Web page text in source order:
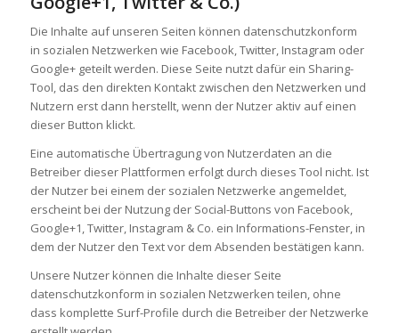
Die Inhalte auf unseren Seiten können datenschutzkonform
in sozialen Netzwerken wie Facebook, Twitter, Instagram oder
Google+ geteilt werden. Diese Seite nutzt dafür ein Sharing-
Tool, das den direkten Kontakt zwischen den Netzwerken und
Nutzern erst dann herstellt, wenn der Nutzer aktiv auf einen
dieser Button klickt.
Eine automatische Übertragung von Nutzerdaten an die
Betreiber dieser Plattformen erfolgt durch dieses Tool nicht. Ist
der Nutzer bei einem der sozialen Netzwerke angemeldet,
erscheint bei der Nutzung der Social-Buttons von Facebook,
Google+1, Twitter, Instagram & Co. ein Informations-Fenster, in
dem der Nutzer den Text vor dem Absenden bestätigen kann.
Unsere Nutzer können die Inhalte dieser Seite
datenschutzkonform in sozialen Netzwerken teilen, ohne
dass komplette Surf-Profile durch die Betreiber der Netzwerke